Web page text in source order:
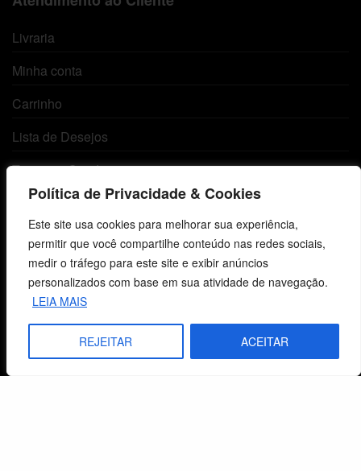
Política de Privacidade & Cookies
Este site usa cookies para melhorar sua experiência,
permitir que você compartilhe conteúdo nas redes sociais,
medir o tráfego para este site e exibir anúncios
personalizados com base em sua atividade de navegação.
LEIA MAIS
REJEITAR ACEITAR
Livraria
Minha conta
Carrinho
Lista de Desejos
Termos e Condições
Centro de Estudos Bíblicos
CNPJ: 29.832.607/0001-10
São Leopoldo, RS, Brasil
Fale Conosco